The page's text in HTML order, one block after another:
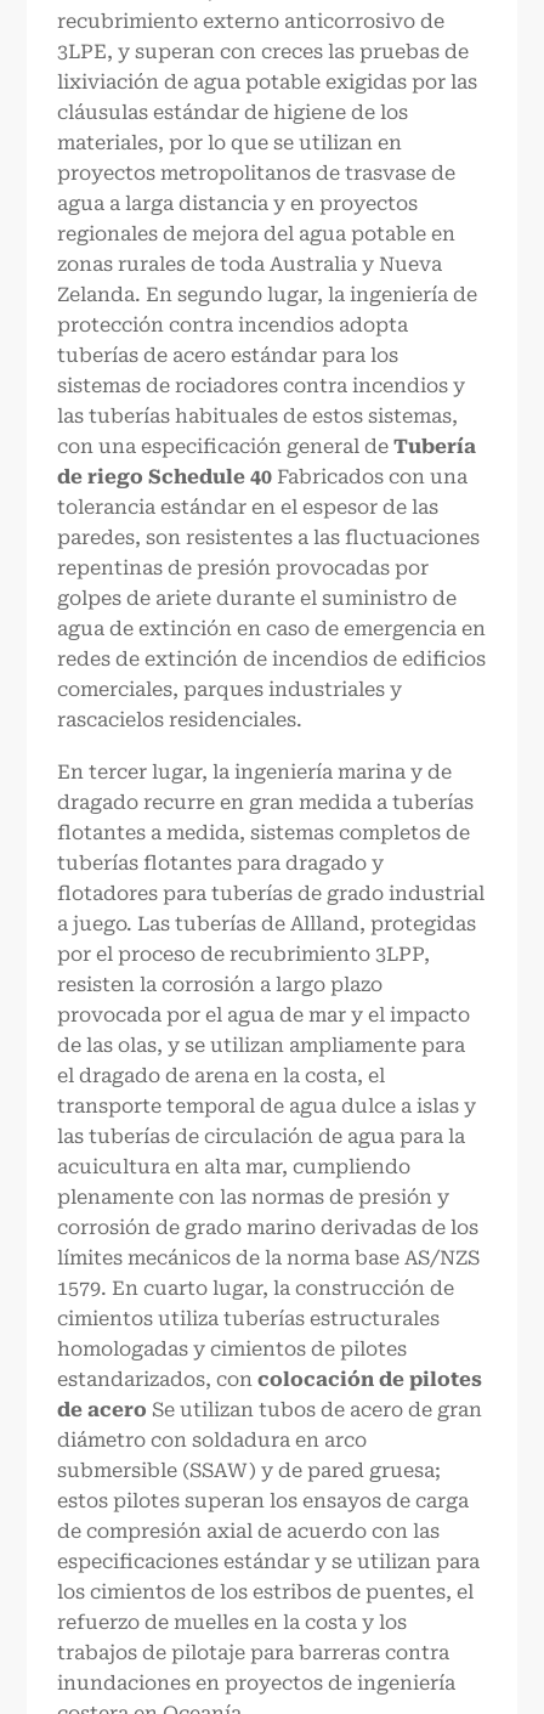
recubrimiento externo anticorrosivo de
3LPE, y superan con creces las pruebas de
lixiviación de agua potable exigidas por las
cláusulas estándar de higiene de los
materiales, por lo que se utilizan en
proyectos metropolitanos de trasvase de
agua a larga distancia y en proyectos
regionales de mejora del agua potable en
zonas rurales de toda Australia y Nueva
Zelanda. En segundo lugar, la ingeniería de
protección contra incendios adopta
tuberías de acero estándar para los
sistemas de rociadores contra incendios y
las tuberías habituales de estos sistemas,
con una especificación general deTubería
de riego Schedule 40 Fabricados con una
tolerancia estándar en el espesor de las
paredes, son resistentes a las fluctuaciones
repentinas de presión provocadas por
golpes de ariete durante el suministro de
agua de extinción en caso de emergencia en
redes de extinción de incendios de edificios
comerciales, parques industriales y
rascacielos residenciales.
En tercer lugar, la ingeniería marina y de
dragado recurre en gran medida a tuberías
flotantes a medida, sistemas completos de
tuberías flotantes para dragado y
flotadores para tuberías de grado industrial
a juego. Las tuberías de Allland, protegidas
por el proceso de recubrimiento 3LPP,
resisten la corrosión a largo plazo
provocada por el agua de mar y el impacto
de las olas, y se utilizan ampliamente para
el dragado de arena en la costa, el
transporte temporal de agua dulce a islas y
las tuberías de circulación de agua para la
acuicultura en alta mar, cumpliendo
plenamente con las normas de presión y
corrosión de grado marino derivadas de los
límites mecánicos de la norma base AS/NZS
1579. En cuarto lugar, la construcción de
cimientos utiliza tuberías estructurales
homologadas y cimientos de pilotes
estandarizados, concolocación de pilotes
de acero Se utilizan tubos de acero de gran
diámetro con soldadura en arco
submersible (SSAW) y de pared gruesa;
estos pilotes superan los ensayos de carga
de compresión axial de acuerdo con las
especificaciones estándar y se utilizan para
los cimientos de los estribos de puentes, el
refuerzo de muelles en la costa y los
trabajos de pilotaje para barreras contra
inundaciones en proyectos de ingeniería